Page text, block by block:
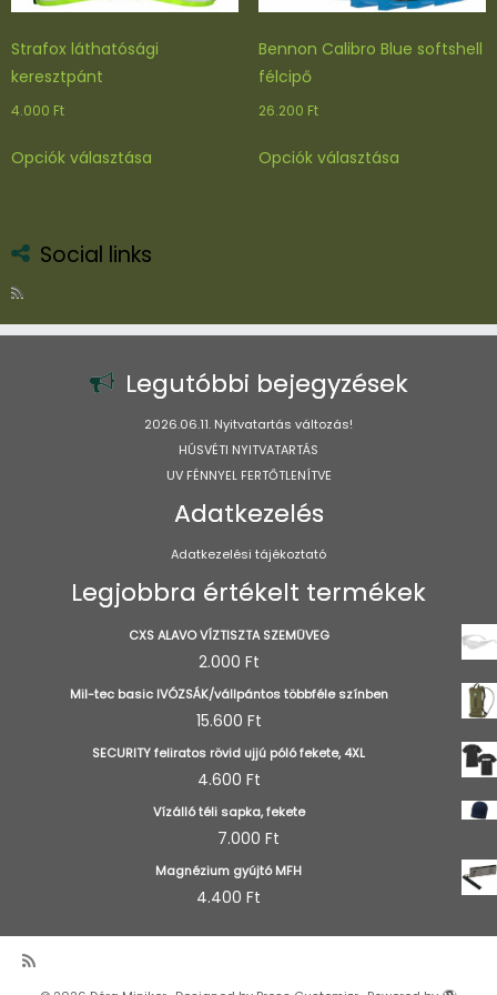
Strafox láthatósági
keresztpánt
4.000 Ft
Opciók választása
a
választhatók
Bennon Calibro Blue softshell
félcipő
26.200 Ft
Opciók választásaa
a
választhatók
Social links
Legutóbbi bejegyzések
2026.06.11. Nyitvatartás változás!
HÚSVÉTI NYITVATARTÁS
UV FÉNNYEL FERTŐTLENÍTVE
Adatkezelés
Adatkezelési tájékoztató
Legjobbra értékelt termékek
CXS ALAVO VÍZTISZTA SZEMÜVEG
2.000 Ft
Mil-tec basic IVÓZSÁK/vállpántos többféle színben
15.600 Ft
SECURITY feliratos rövid ujjú póló fekete, 4XL
4.600 Ft
Vízálló téli sapka, fekete
7.000 Ft
Magnézium gyújtó MFH
4.400 Ft